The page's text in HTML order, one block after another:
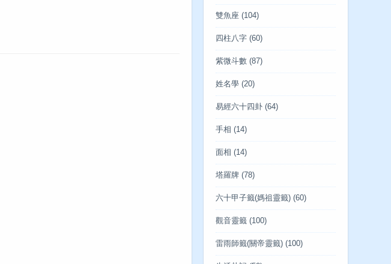
雙魚座 (104)
四柱八字 (60)
紫微斗數 (87)
姓名學 (20)
易經六十四卦 (64)
手相 (14)
面相 (14)
塔羅牌 (78)
六十甲子籤(媽祖靈籤) (60)
觀音靈籤 (100)
雷雨師籤(關帝靈籤) (100)